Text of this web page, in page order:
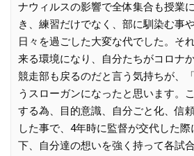
ナウィルスの影響で全体集合も授業
き、練習だけでなく、部に馴染む事
日々を過ごした大変な代でした。そ
来る環境になり、自分たちがコロナ
競走部も戻るのだと言う気持ちが、
うスローガンになったと思います。
する為、目的意識、自分ごと化、信
した事で、4年時に監督が交代した
下、自分達の想いを強く持って各試